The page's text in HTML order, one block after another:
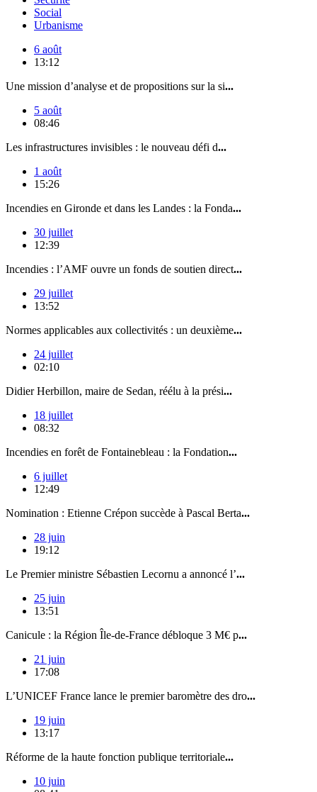
Social
Urbanisme
6 août
13:12
Une mission d’analyse et de propositions sur la si...
5 août
08:46
Les infrastructures invisibles : le nouveau défi d...
1 août
15:26
Incendies en Gironde et dans les Landes : la Fonda...
30 juillet
12:39
Incendies : l’AMF ouvre un fonds de soutien direct...
29 juillet
13:52
Normes applicables aux collectivités : un deuxième...
24 juillet
02:10
Didier Herbillon, maire de Sedan, réélu à la prési...
18 juillet
08:32
Incendies en forêt de Fontainebleau : la Fondation...
6 juillet
12:49
Nomination : Etienne Crépon succède à Pascal Berta...
28 juin
19:12
Le Premier ministre Sébastien Lecornu a annoncé l’...
25 juin
13:51
Canicule : la Région Île-de-France débloque 3 M€ p...
21 juin
17:08
L’UNICEF France lance le premier baromètre des dro...
19 juin
13:17
Réforme de la haute fonction publique territoriale...
10 juin